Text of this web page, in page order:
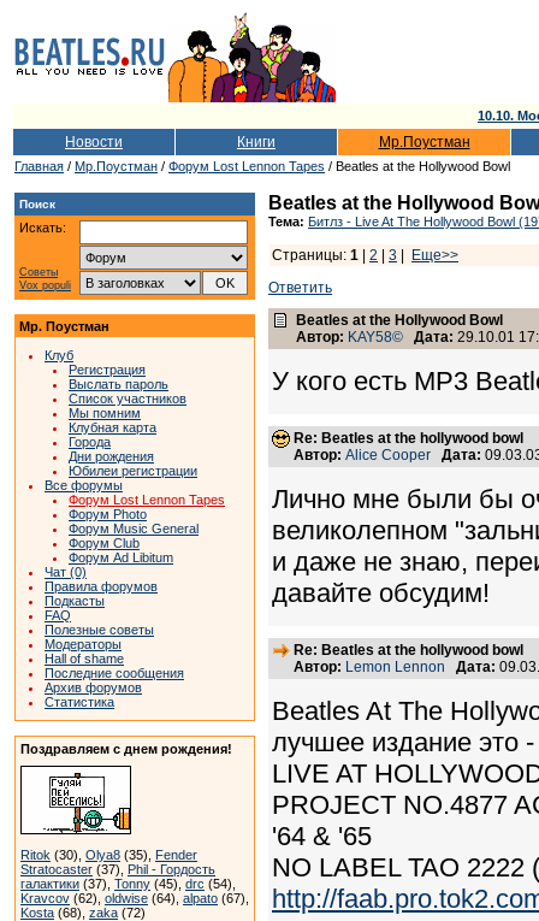
10.10.
Новости Книги Мр.Поустман
Главная / Мр.Поустман / Форум Lost Lennon Tapes / Beatles at the Hollywood Bowl
Поиск
Искать:
Советы
Vox populi
Мр. Поустман
Клуб
Регистрация
Выслать пароль
Список участников
Мы помним
Клубная карта
Города
Дни рождения
Юбилеи регистрации
Все форумы
Форум Lost Lennon Tapes
Форум Photo
Форум Music General
Форум Club
Форум Ad Libitum
Чат (0)
Правила форумов
Подкасты
FAQ
Полезные советы
Модераторы
Hall of shame
Последние сообщения
Архив форумов
Статистика
Поздравляем с днем рождения!
Ritok (30), Olya8 (35), Fender
Stratocaster (37), Phil - Гордость
галактики (37), Tonny (45), drc (54),
Kravcov (62), oldwise (64), alpato (67),
Kosta (68), zaka (72)
Beatles at the Hollywood
Тема: Битлз - Live At The Hollywood Bowl
Страницы: 1 2 3
Еще>>
Ответить
Beatles at the Hollywood Bowl
Автор: KAY58© Дата: 29.10.01
У кого есть MP3
Re: Beatles at the hollywood bowl
Автор: Alice Cooper Дата:
Лично мне были бы
великолепном
и даже не знаю,
давайте обсудим!
Re: Beatles at the hollywood bowl
Автор: Lemon Lennon Дата:
Beatles At The
лучшее издание это -
LIVE AT
PROJECT NO.4877
'64 & '65
NO LABEL TAO 2222
http://